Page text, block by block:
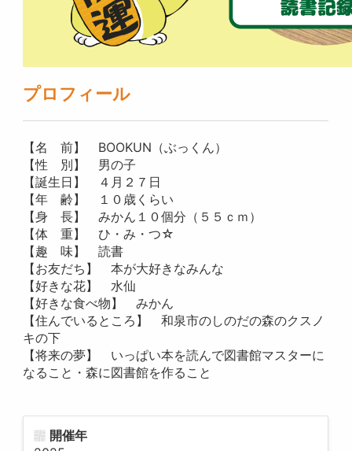
プロフィール
【名 前】 BOOKUN（ぶっくん）
【性 別】 男の子
【誕生日】 ４月２７日
【年 齢】 １０歳くらい
【身 長】 みかん１０個分（５５ｃｍ）
【体 重】 ひ・み・つ☆
【趣 味】 読書
【お友だち】 本が大好きなみんな
【好きな花】 水仙
【好きな食べ物】 みかん
【住んでいるところ】 和泉市のしのだの森のクスノ
キの下
【将来の夢】 いっぱい本を読んで図書館マスターに
なること・森に図書館を作ること
開催年